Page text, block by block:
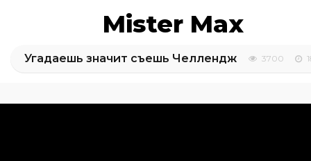
Mister Max
Угадаешь значит съешь Челлендж 3700